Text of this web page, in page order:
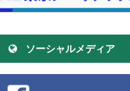
ソーシャルメディア